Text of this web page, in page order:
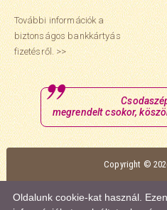
További információk a
biztonságos bankkártyás
fizetésről. >>
megrendelt csokor,
Copyright ©
Oldalunk optimális megtekintéséhez a
böngészőt
Oldalunk cookie-kat használ.